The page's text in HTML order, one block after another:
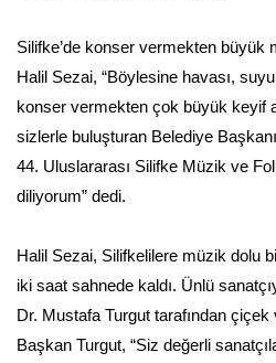
Silifke’de konser vermekten büyük
Halil Sezai, “Böylesine havası,
konser vermekten çok büyük keyif
sizlerle buluşturan Belediye
44. Uluslararası Silifke Müzik ve
diliyorum” dedi.
Halil Sezai, Silifkelilere müzik dolu
iki saat sahnede kaldı. Ünlü
Dr. Mustafa Turgut tarafından
Başkan Turgut, “Siz değerli